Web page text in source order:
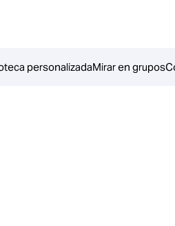
personalizadaMirar en grupos